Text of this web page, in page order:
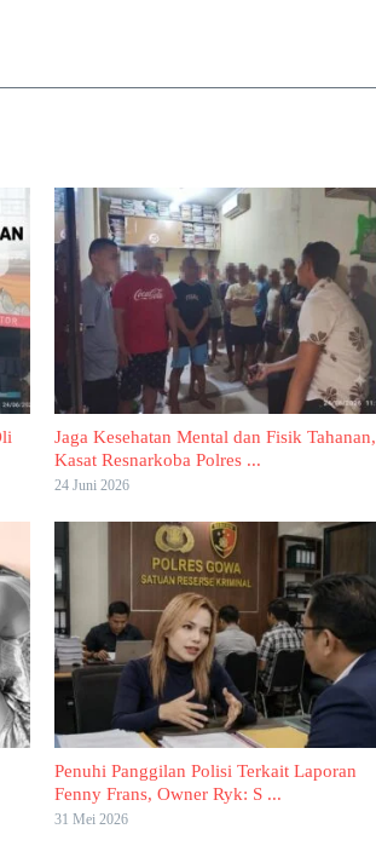
Jaga Kesehatan Mental dan Fisik Tahanan,
Kasat Resnarkoba Polres ...
24 Juni 2026
Penuhi Panggilan Polisi Terkait Laporan
Fenny Frans, Owner Ryk: S ...
31 Mei 2026